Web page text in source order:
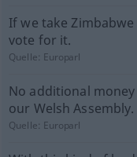
If we take
vote for it.
Quelle: Europarl
No additional
our Welsh Assembly.
Quelle: Europarl